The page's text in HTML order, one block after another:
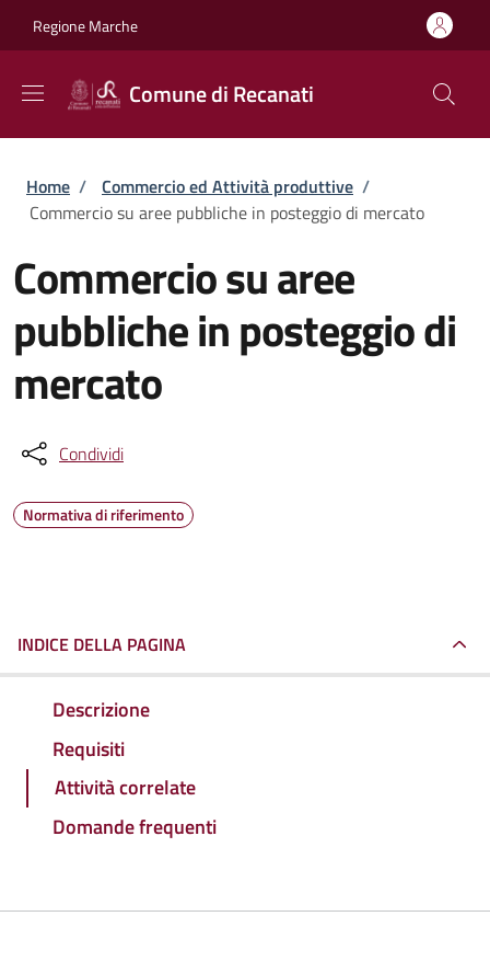
Regione Marche
Comune di Recanati
Briciole di pane
Home / Commercio ed Attività produttive /
Commercio su aree pubbliche in posteggio di mercato
Commercio su aree
pubbliche in posteggio di
mercato
Condividi
Normativa di riferimento
INDICE DELLA PAGINA
Descrizione
Requisiti
Attività correlate
Domande frequenti